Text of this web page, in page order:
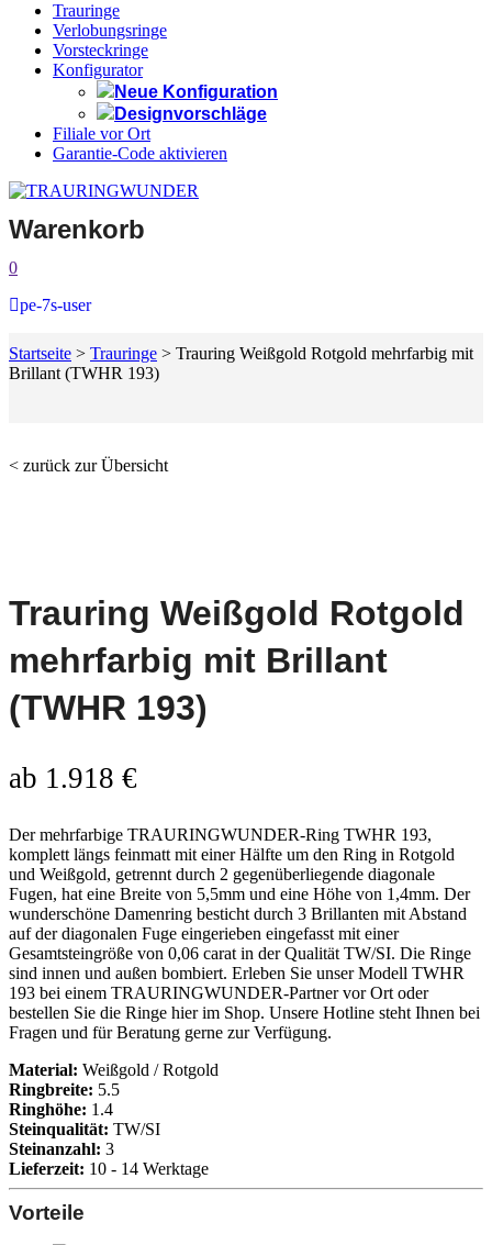
Trauringe
Verlobungsringe
Vorsteckringe
Konfigurator
Neue Konfiguration
Designvorschläge
Filiale vor Ort
Garantie-Code aktivieren
Warenkorb
0
pe-7s-user
Startseite > Trauringe > Trauring Weißgold Rotgold mehrfarbig mit
Brillant (TWHR 193)
< zurück zur Übersicht
Trauring Weißgold Rotgold
mehrfarbig mit Brillant
(TWHR 193)
ab 1.918 €
Der mehrfarbige TRAURINGWUNDER-Ring TWHR 193,
komplett längs feinmatt mit einer Hälfte um den Ring in Rotgold
und Weißgold, getrennt durch 2 gegenüberliegende diagonale
Fugen, hat eine Breite von 5,5mm und eine Höhe von 1,4mm. Der
wunderschöne Damenring besticht durch 3 Brillanten mit Abstand
auf der diagonalen Fuge eingerieben eingefasst mit einer
Gesamtsteingröße von 0,06 carat in der Qualität TW/SI. Die Ringe
sind innen und außen bombiert. Erleben Sie unser Modell TWHR
193 bei einem TRAURINGWUNDER-Partner vor Ort oder
bestellen Sie die Ringe hier im Shop. Unsere Hotline steht Ihnen bei
Fragen und für Beratung gerne zur Verfügung.
Material: Weißgold / Rotgold
Ringbreite: 5.5
Ringhöhe: 1.4
Steinqualität: TW/SI
Steinanzahl: 3
Lieferzeit: 10 - 14 Werktage
Vorteile